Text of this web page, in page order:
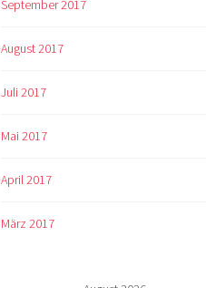
September 2017
August 2017
Juli 2017
Mai 2017
April 2017
März 2017